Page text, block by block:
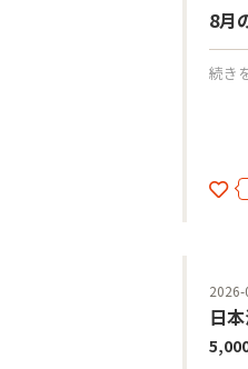
8月
続き
2026-
日